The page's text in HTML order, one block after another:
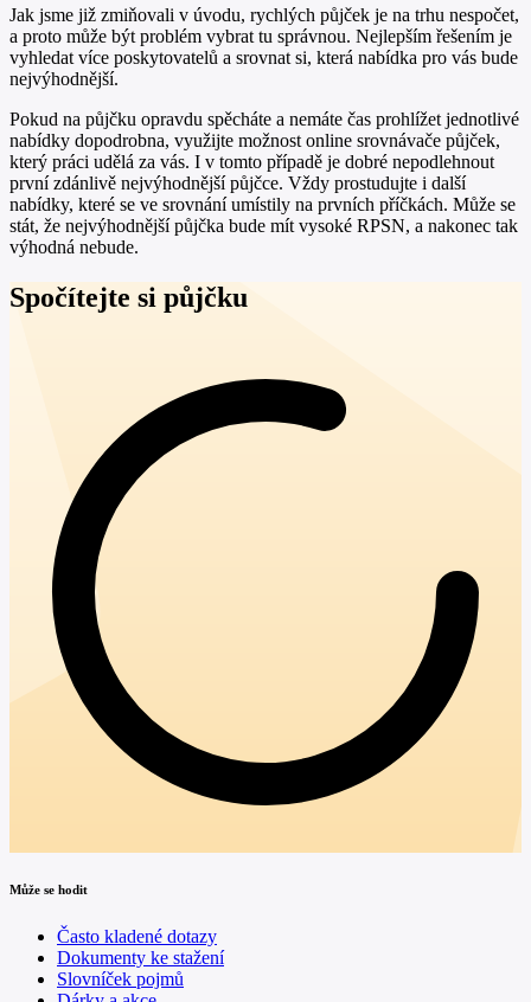
Jak jsme již zmiňovali v úvodu, rychlých půjček je na trhu nespočet,
a proto může být problém vybrat tu správnou. Nejlepším řešením je
vyhledat více poskytovatelů a srovnat si, která nabídka pro vás bude
nejvýhodnější.
Pokud na půjčku opravdu spěcháte a nemáte čas prohlížet jednotlivé
nabídky dopodrobna, využijte možnost online srovnávače půjček,
který práci udělá za vás. I v tomto případě je dobré nepodlehnout
první zdánlivě nejvýhodnější půjčce. Vždy prostudujte i další
nabídky, které se ve srovnání umístily na prvních příčkách. Může se
stát, že nejvýhodnější půjčka bude mít vysoké RPSN, a nakonec tak
výhodná nebude.
Spočítejte si půjčku
Může se hodit
Často kladené dotazy
Dokumenty ke stažení
Slovníček pojmů